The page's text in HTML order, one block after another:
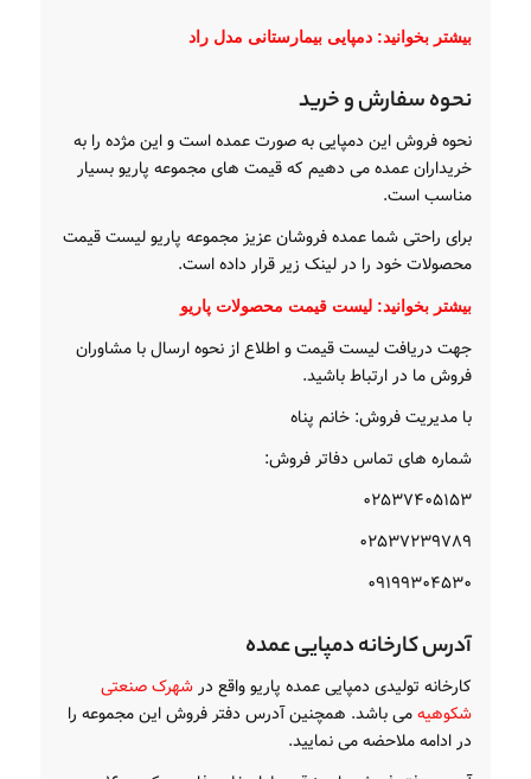
بیشتر بخوانید: دمپایی بیمارستانی مدل راد
نحوه سفارش و خرید
نحوه فروش این دمپایی به صورت عمده است و این مژده را به
خریداران عمده می دهیم که قیمت های مجموعه پاریو بسیار
مناسب است.
برای راحتی شما عمده فروشان عزیز مجموعه پاریو لیست قیمت
محصولات خود را در لینک زیر قرار داده است.
بیشتر بخوانید: لیست قیمت محصولات پاریو
جهت دریافت لیست قیمت و اطلاع از نحوه ارسال با مشاوران
فروش ما در ارتباط باشید.
با مدیریت فروش: خانم پناه
شماره های تماس دفاتر فروش:
۰۲۵۳۷۴۰۵۱۵۳
۰۲۵۳۷۲۳۹۷۸۹
۰۹۱۹۹۳۰۴۵۳۰
آدرس کارخانه دمپایی عمده
کارخانه تولیدی دمپایی عمده پاریو واقع درشهرک صنعتی
شکوهیهمی باشد. همچنین آدرس دفتر فروش این مجموعه را
در ادامه ملاحضه می نمایید.